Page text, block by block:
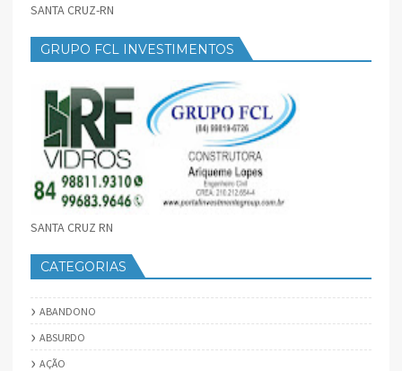
SANTA CRUZ-RN
GRUPO FCL INVESTIMENTOS
SANTA CRUZ RN
CATEGORIAS
ABANDONO
ABSURDO
AÇÃO